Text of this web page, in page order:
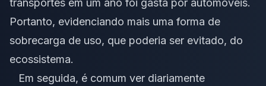
Portanto, evidenciando mais uma forma de
sobrecarga de uso, que poderia ser evitado, do
ecossistema.
Em seguida, é comum ver diariamente